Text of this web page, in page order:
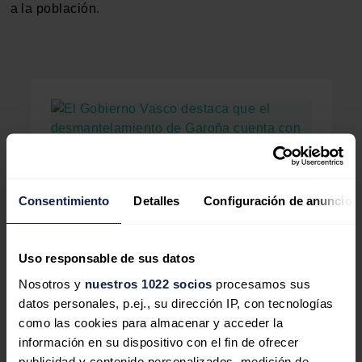
Consentimiento Detalles Configuración de anuncios
Uso responsable de sus datos
Nosotros y nuestros 1022 socios procesamos sus
datos personales, p.ej., su dirección IP, con tecnologías
como las cookies para almacenar y acceder la
información en su dispositivo con el fin de ofrecer
a la población.
El Gobierno Vasco destaca que
cuenta con una "gran adhesión"
desmantelamiento de la central nuclear de
Garoña cuenta con una "gran adhesión"
entre la sociedad.